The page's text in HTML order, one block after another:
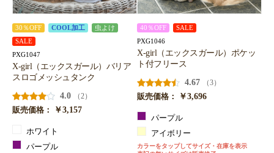
30％OFF COOL加工
虫よけ
SALE
PXG1047
X-girl（エックスガール）バリア
スロゴメッシュタンク
4.0
（2）
販売価格：
￥3,157
ホワイト
パープル
40％OFF SALE
PXG1046
X-girl（エックスガール）ポケッ
ト付フリース
4.67
（3）
販売価格：
￥3,696
パープル
アイボリー
カラーをタップしてサイズ・在庫を表示